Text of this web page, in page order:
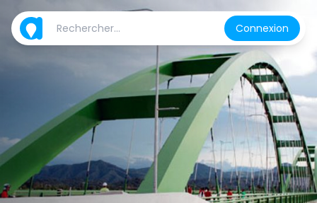
Connexion